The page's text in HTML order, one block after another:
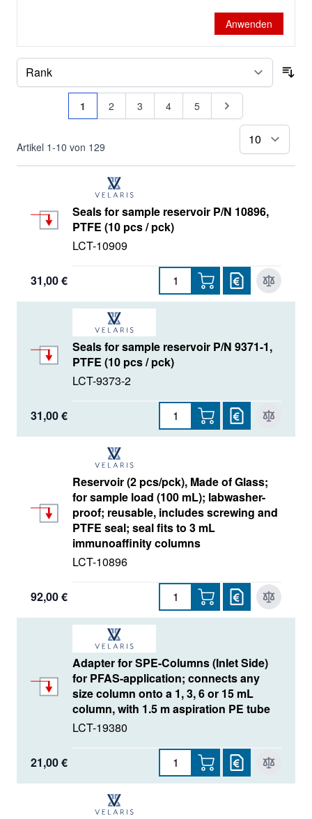
Anwenden
Artikel 1-10 von 129
Seite
Sie lesen gerade Seite
1 Seite
2 Seite
3 Seite
4 Seite
5 Seite
Seals for sample reservoir P/N 10896,
PTFE (10 pcs / pck)
LCT-10909
31,00 €
Seals for sample reservoir P/N 9371-1,
PTFE (10 pcs / pck)
LCT-9373-2
31,00 €
Reservoir (2 pcs/pck), Made of Glass;
for sample load (100 mL); labwasher-
proof; reusable, includes screwing and
PTFE seal; seal fits to 3 mL
immunoaffinity columns
LCT-10896
92,00 €
Adapter for SPE-Columns (Inlet Side)
for PFAS-application; connects any
size column onto a 1, 3, 6 or 15 mL
column, with 1.5 m aspiration PE tube
LCT-19380
21,00 €